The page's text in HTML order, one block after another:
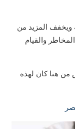
ويخفف المزيد من
والقيام
هنا كان لهذه